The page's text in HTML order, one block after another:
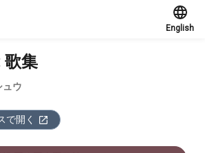
English
歌集
ュウ
で開く